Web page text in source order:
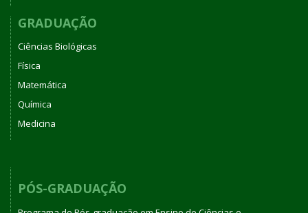
GRADUAÇÃO
Ciências Biológicas
Física
Matemática
Química
Medicina
PÓS-GRADUAÇÃO